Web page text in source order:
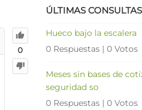
0
ÚLTIMAS CONSULTAS
Hueco bajo la escalera
0 Respuestas | 0 Votos
Meses sin bases de
seguridad so
0 Respuestas | 0 Votos